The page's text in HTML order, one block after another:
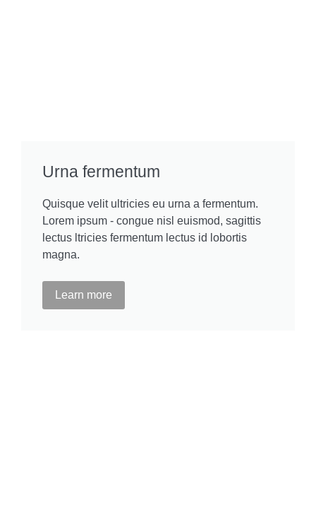
Urna fermentum
Quisque velit ultricies eu urna a fermentum.
Lorem ipsum - congue nisl euismod, sagittis
lectus ltricies fermentum lectus id lobortis
magna.
Learn more